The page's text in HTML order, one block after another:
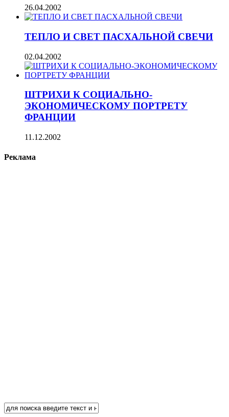
26.04.2002
ТЕПЛО И СВЕТ ПАСХАЛЬНОЙ СВЕЧИ
02.04.2002
ШТРИХИ К СОЦИАЛЬНО-
ЭКОНОМИЧЕСКОМУ ПОРТРЕТУ
ФРАНЦИИ
11.12.2002
Реклама